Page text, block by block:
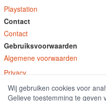
Playstation
Contact
Contact
Gebruiksvoorwaarden
Algemene voorwaarden
Privacy
© E-
Wij gebruiken cookies voor
Gelieve toestemming te geven